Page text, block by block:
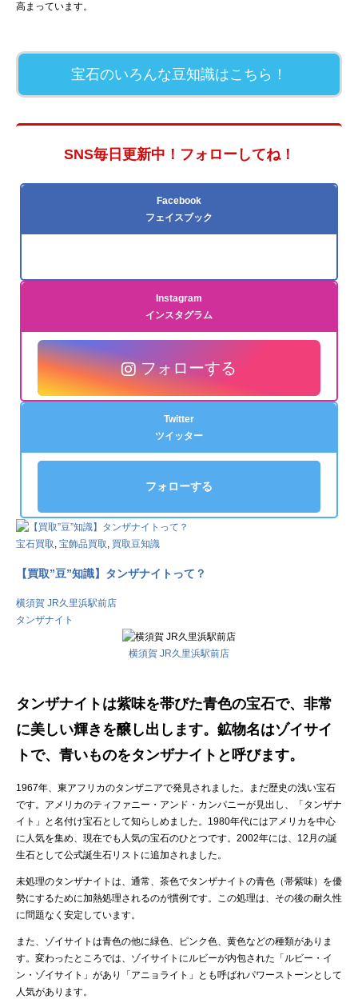
高まっています。
宝石のいろんな豆知識はこちら！
SNS毎日更新中！フォローしてね！
Facebook
フェイスブック
Instagram
インスタグラム
フォローする
Twitter
ツイッター
フォローする
宝石買取 宝飾品買取 買取豆知識
【買取”豆”知識】タンザナイトって？
横須賀 JR久里浜駅前店
タンザナイト
横須賀 JR久里浜駅前店
タンザナイトは紫味を帯びた青色の宝石で、非常
に美しい輝きを醸し出します。鉱物名はゾイサイ
トで、青いものをタンザナイトと呼びます。
1967年、東アフリカのタンザニアで発見されました。まだ歴史の浅い宝石
です。アメリカのティファニー・アンド・カンパニーが見出し、「タンザナ
イト」と名付け宝石として知らしめました。1980年代にはアメリカを中心
に人気を集め、現在でも人気の宝石のひとつです。2002年には、12月の誕
生石として公式誕生石リストに追加されました。
未処理のタンザナイトは、通常、茶色でタンザナイトの青色（帯紫味）を優
勢にするために加熱処理されるのが慣例です。この処理は、その後の耐久性
に問題なく安定しています。
また、ゾイサイトは青色の他に緑色、ピンク色、黄色などの種類がありま
す。変わったところでは、ゾイサイトにルビーが内包された「ルビー・イ
ン・ゾイサイト」があり「アニョライト」とも呼ばれパワーストーンとして
人気があります。